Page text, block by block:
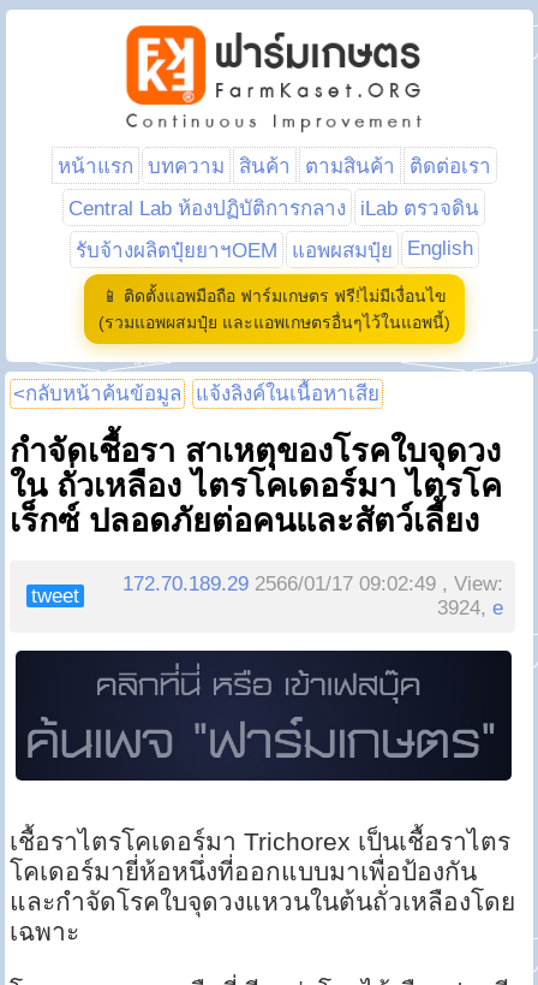
หน้าแรก บทความ สินค้า ตามสินค้า
ติดต่อเรา
Central Lab ห้องปฏิบัติการกลาง
iLab ตรวจดิน
รับจ้างผลิตปุ๋ยยาฯOEM
แอพผสมปุ๋ย English
📱 ติดตั้งแอพมือถือ ฟาร์มเกษตร ฟรี!ไม่มีเงื่อนไข
(รวมแอพผสมปุ๋ย และแอพเกษตรอื่นๆไว้ในแอพนี้)
<กลับหน้าค้นข้อมูล แจ้งลิงค์ในเนื้อหาเสีย
กำจัดเชื้อรา สาเหตุของโรคใบจุดวง
ใน ถั่วเหลือง ไตรโคเดอร์มา ไตรโค
เร็กซ์ ปลอดภัยต่อคนและสัตว์เลี้ยง
tweet
172.70.189.29 2566/01/17 09:02:49 , View:
3924,e
เชื้อราไตรโคเดอร์มา Trichorex เป็นเชื้อราไตร
โคเดอร์มายี่ห้อหนึ่งที่ออกแบบมาเพื่อป้องกัน
และกำจัดโรคใบจุดวงแหวนในต้นถั่วเหลืองโดย
เฉพาะ